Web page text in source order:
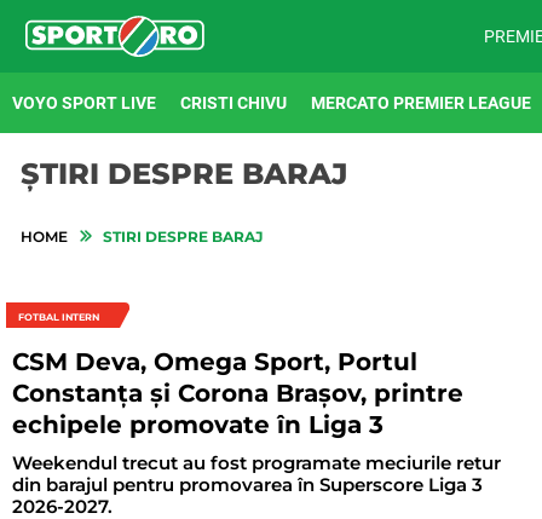
VOYO SPORT LIVE CRISTI CHIVU MERCATO PREMIER LEAGUE
ȘTIRI DESPRE BARAJ
HOME STIRI DESPRE BARAJ
FOTBAL INTERN
CSM Deva, Omega Sport, Portul
Constanța și Corona Brașov, printre
echipele promovate în Liga 3
Weekendul trecut au fost programate meciurile retur
din barajul pentru promovarea în Superscore Liga 3
2026-2027.